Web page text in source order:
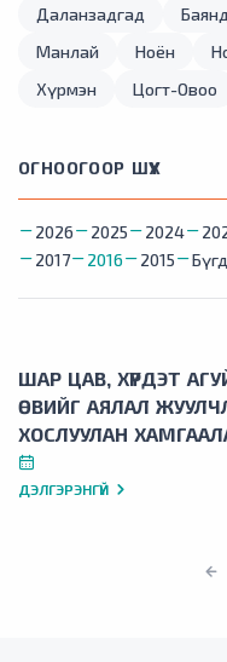
ШАР ЦАВ, ХҮРДЭТ
ӨВИЙГ АЯЛАЛ
ХОСЛУУЛАН
ДЭЛГЭРЭНГҮЙ
Даланзадгад
Манлай
Ноён
Хүрмэн
Цогт-Овоо
ОГНООГООР ШҮҮХ
2026 2025 2024
2017
2016 2015 Бүгд